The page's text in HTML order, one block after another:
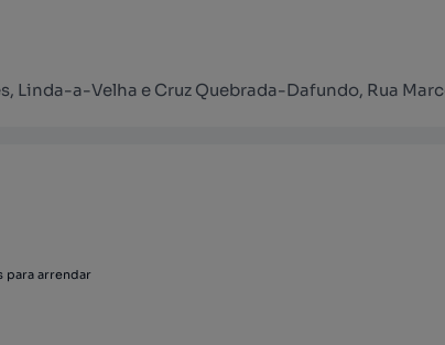
Linda-a-Velha e Cruz Quebrada-Dafundo, Rua
para arrendar